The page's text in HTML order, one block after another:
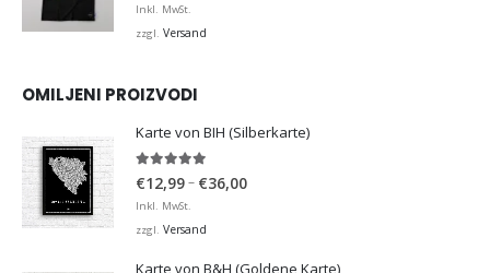
Inkl. MwSt.
zzgl. Versand
OMILJENI PROIZVODI
Karte von BIH (Silberkarte)
€12,99– €36,00Preisspanne:
Inkl. MwSt.
zzgl. Versand
Karte von B&H (Goldene Karte)